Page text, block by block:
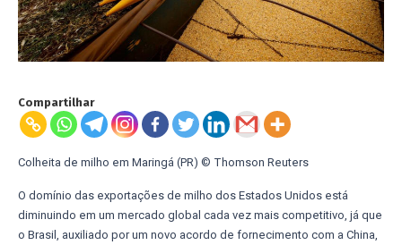
Compartilhar
Colheita de milho em Maringá (PR) © Thomson Reuters
O domínio das exportações de milho dos Estados Unidos está
diminuindo em um mercado global cada vez mais competitivo, já que
o Brasil, auxiliado por um novo acordo de fornecimento com a China,